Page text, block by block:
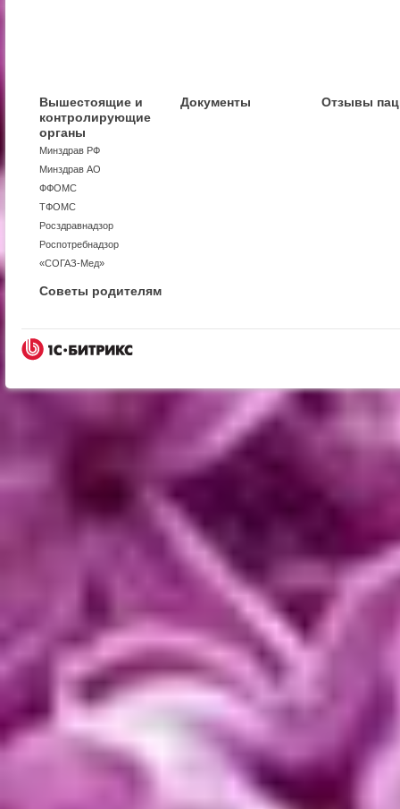
Вышестоящие и
контролирующие
органы
Минздрав РФ
Минздрав АО
ФФОМС
ТФОМС
Росздравнадзор
Роспотребнадзор
«СОГАЗ-Мед»
Документы Отзывы
Советы родителям